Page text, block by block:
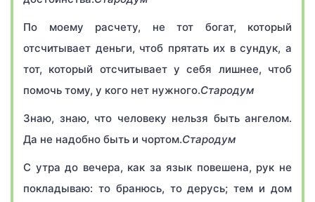
По моему расчету, не тот богат, который
отсчитывает деньги, чтоб прятать их в сундук, а
тот, который отсчитывает у себя лишнее, чтоб
помочь тому, у кого нет нужного.Стародум
Знаю, знаю, что человеку нельзя быть ангелом.
Да не надобно быть и чортом.Стародум
С утра до вечера, как за язык повешена, рук не
покладываю: то бранюсь, то дерусь; тем и дом